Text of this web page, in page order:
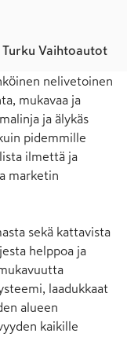
Turku Vaihtoautot
nelivetoinen
mukavaa ja
ja älykäs
pidemmille
ilmettä ja
marketin
sekä kattavista
helppoa ja
laadukkaat
alueen
kaikille